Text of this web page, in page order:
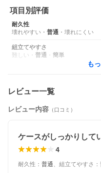
項目別評価
耐久性
壊れやすい ・ 普通 ・ 壊れにくい
組立てやすさ
難しい ・ 普通 ・ 簡単
も
レビュー一覧
レビュー内容 （口コミ）
4
耐久性 ： 普通、 組立てやすさ ：